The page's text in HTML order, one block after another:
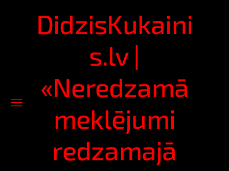
DidzisKukaini
s.lv |
«Neredzamā
meklējumi
redzamajā